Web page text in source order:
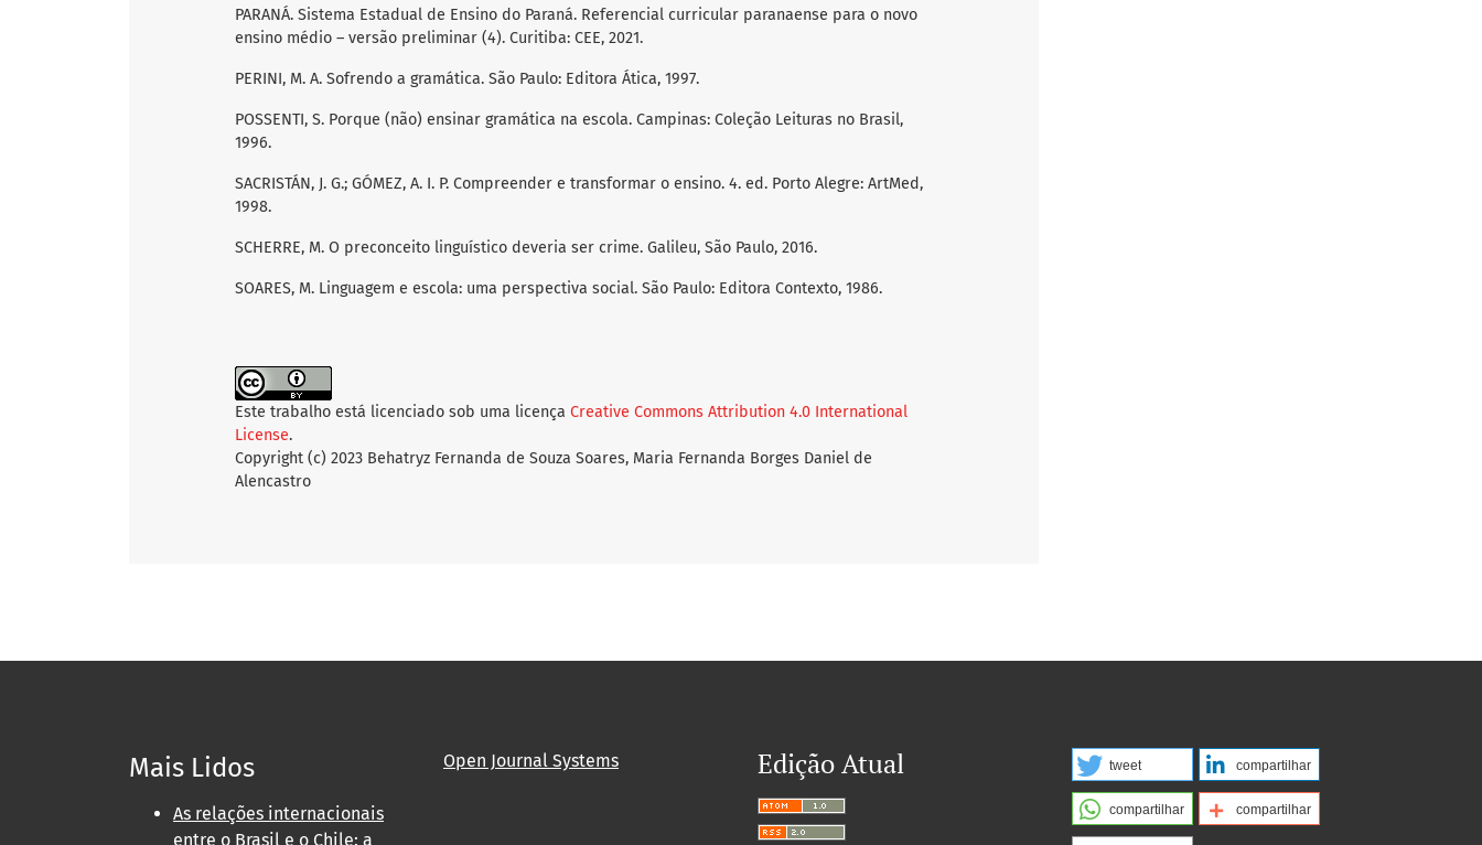
PARANÁ. Sistema Estadual de Ensino do Paraná. Referencial curricular paranaense para o novo
ensino médio – versão preliminar (4). Curitiba: CEE, 2021.
PERINI, M. A. Sofrendo a gramática. São Paulo: Editora Ática, 1997.
POSSENTI, S. Porque (não) ensinar gramática na escola. Campinas: Coleção Leituras no Brasil,
1996.
SACRISTÁN, J. G.; GÓMEZ, A. I. P. Compreender e transformar o ensino. 4. ed. Porto Alegre: ArtMed,
1998.
SCHERRE, M. O preconceito linguístico deveria ser crime. Galileu, São Paulo, 2016.
SOARES, M. Linguagem e escola: uma perspectiva social. São Paulo: Editora Contexto, 1986.
Este trabalho está licenciado sob uma licença Creative Commons Attribution 4.0 International
License.
Copyright (c) 2023 Behatryz Fernanda de Souza Soares, Maria Fernanda Borges Daniel de
Alencastro
Mais Lidos
As relações internacionais
entre o Brasil e o Chile: a
Open Journal Systems Edição Atual tweet compartilhar
compartilhar compartilhar